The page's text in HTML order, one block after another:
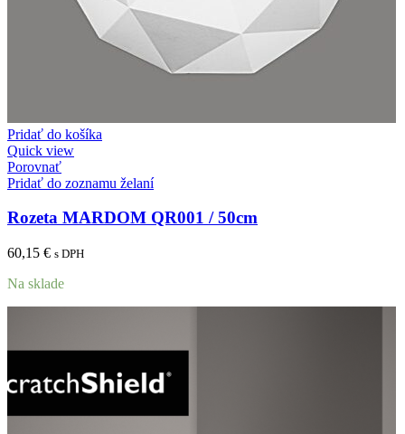
Pridať do košíka
Quick view
Porovnať
Pridať do zoznamu želaní
Rozeta MARDOM QR001 / 50cm
60,15 € s DPH
Na sklade